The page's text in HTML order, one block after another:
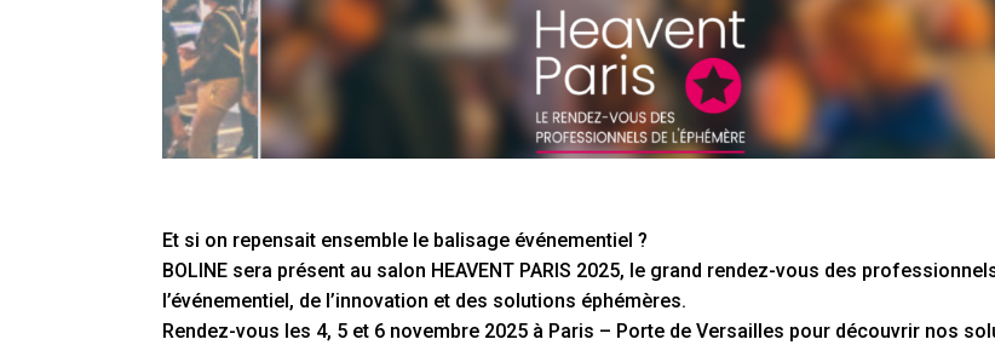
Et si on repensait ensemble le balisage événementiel ?
BOLINE sera présent au salon HEAVENT PARIS 2025, le grand rendez-vous des
l’événementiel, de l’innovation et des solutions éphémères.
Rendez-vous les 4, 5 et 6 novembre 2025 à Paris – Porte de Versailles pour découvrir nos